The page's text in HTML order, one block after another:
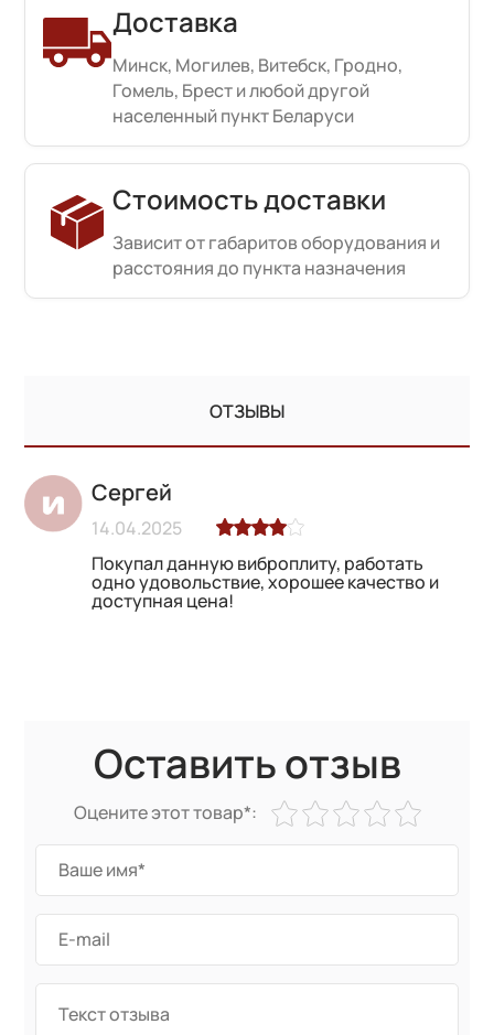
Доставка
Минск, Могилев, Витебск, Гродно,
Гомель, Брест и любой другой
населенный пункт Беларуси
Стоимость доставки
Зависит от габаритов оборудования и
расстояния до пункта назначения
ОТЗЫВЫ
Сергей
Покупал данную виброплиту, работать
одно удовольствие, хорошее качество и
доступная цена!
14.04.2025
Оставить отзыв
Оцените этот товар*: